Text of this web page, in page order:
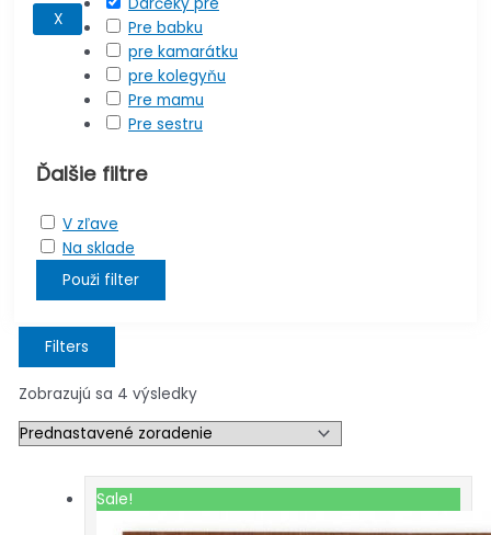
X
Pre babku
pre kamarátku
pre kolegyňu
Pre mamu
Pre sestru
Ďalšie filtre
V zľave
Na sklade
Použi filter
Filters
Zobrazujú sa 4 výsledky
Sale!